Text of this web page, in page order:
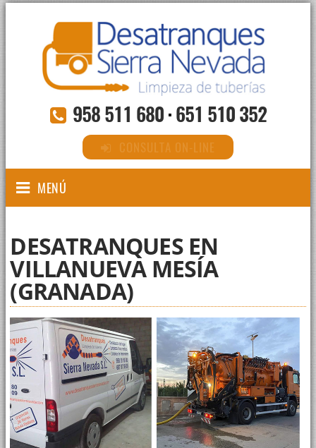
958 511 680·651 510 352
CONSULTA ON-LINE
MENÚ
DESATRANQUES EN
VILLANUEVA MESÍA
(GRANADA)